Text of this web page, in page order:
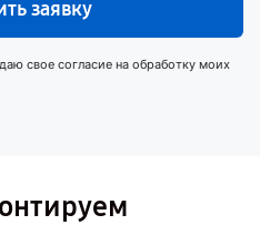
заявку
свое согласие на обработку моих